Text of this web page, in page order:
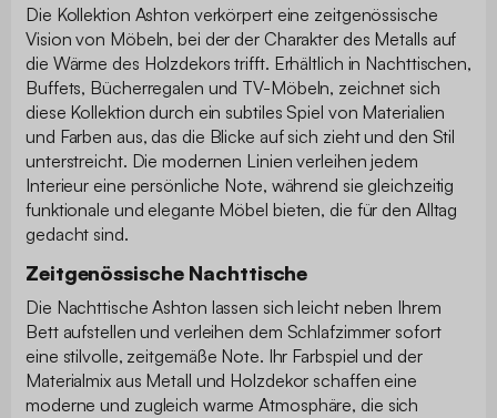
Die Kollektion Ashton verkörpert eine zeitgenössische
Vision von Möbeln, bei der der Charakter des Metalls auf
die Wärme des Holzdekors trifft. Erhältlich in Nachttischen,
Buffets, Bücherregalen und TV-Möbeln, zeichnet sich
diese Kollektion durch ein subtiles Spiel von Materialien
und Farben aus, das die Blicke auf sich zieht und den Stil
unterstreicht. Die modernen Linien verleihen jedem
Interieur eine persönliche Note, während sie gleichzeitig
funktionale und elegante Möbel bieten, die für den Alltag
gedacht sind.
Zeitgenössische Nachttische
Die Nachttische Ashton lassen sich leicht neben Ihrem
Bett aufstellen und verleihen dem Schlafzimmer sofort
eine stilvolle, zeitgemäße Note. Ihr Farbspiel und der
Materialmix aus Metall und Holzdekor schaffen eine
moderne und zugleich warme Atmosphäre, die sich